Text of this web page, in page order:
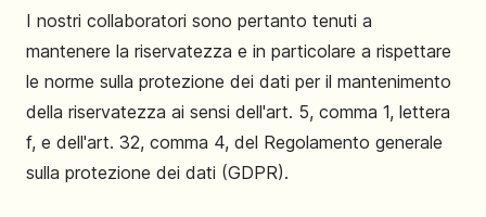
I nostri collaboratori sono pertanto tenuti a
mantenere la riservatezza e in particolare a rispettare
le norme sulla protezione dei dati per il mantenimento
della riservatezza ai sensi dell'art. 5, comma 1, lettera
f, e dell'art. 32, comma 4, del Regolamento generale
sulla protezione dei dati (GDPR).